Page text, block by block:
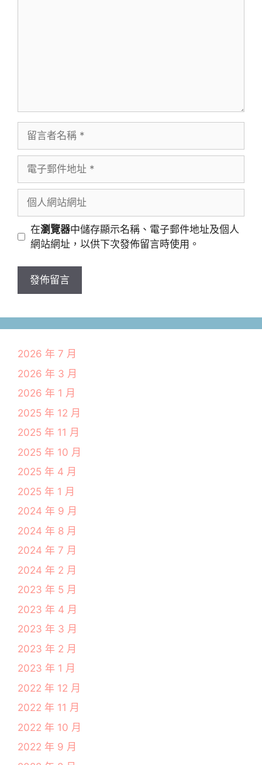
者
稱
郵
地
址
站
址
在瀏覽器中儲存顯示名稱、電子郵件地址及個人
網站網址，以供下次發佈留言時使用。
2026 年 7 月
2026 年 3 月
2026 年 1 月
2025 年 12 月
2025 年 11 月
2025 年 10 月
2025 年 4 月
2025 年 1 月
2024 年 9 月
2024 年 8 月
2024 年 7 月
2024 年 2 月
2023 年 5 月
2023 年 4 月
2023 年 3 月
2023 年 2 月
2023 年 1 月
2022 年 12 月
2022 年 11 月
2022 年 10 月
2022 年 9 月